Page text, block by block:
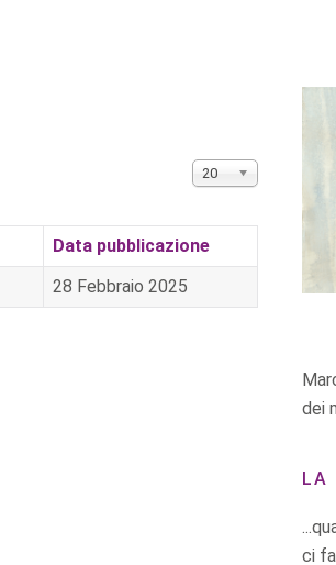
Visualizza n.
20
Data pubblicazione
28 Febbraio 2025
dei
LA
ci